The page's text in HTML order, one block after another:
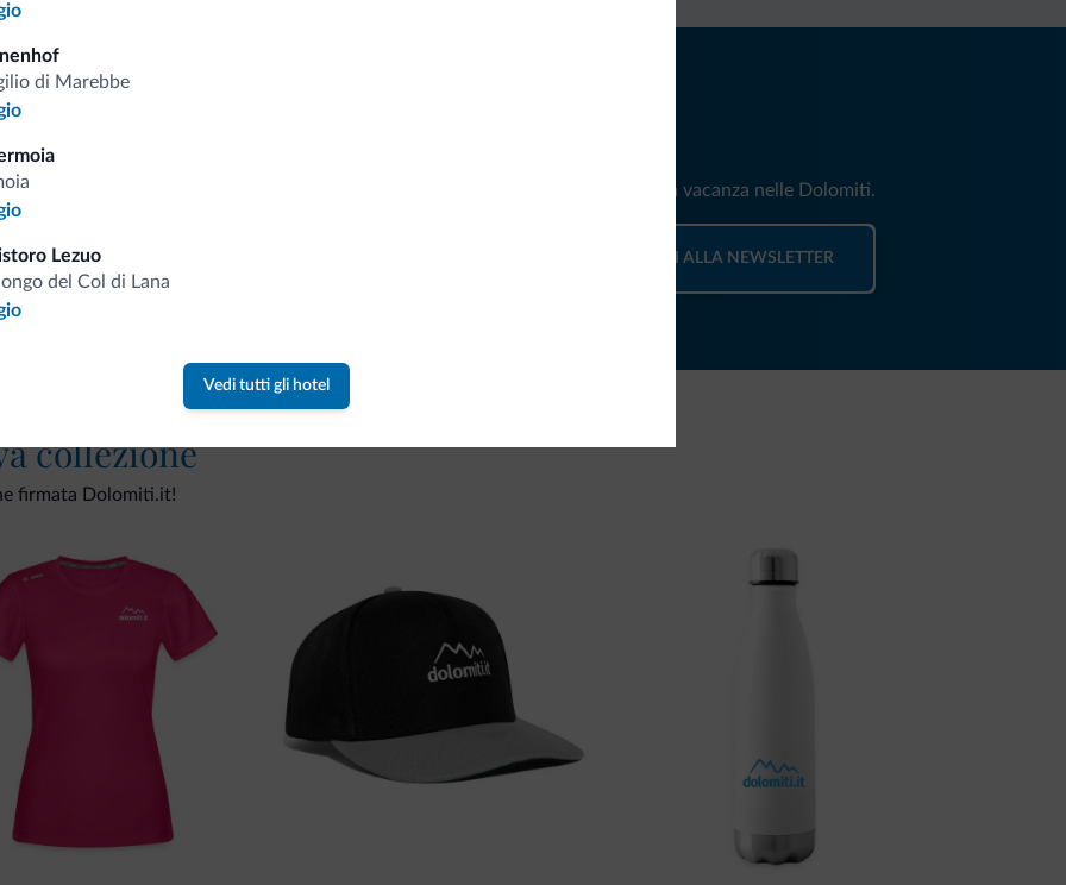
di Marebbe
Lezuo
del Col di Lana
Vedi tutti gli hotel
Riceverai informazioni, offerte esclusive e news per la tua vacanza nelle Dolomiti.
ISCRIVITI ALLA NEWSLETTER
collezione
firmata Dolomiti.it!